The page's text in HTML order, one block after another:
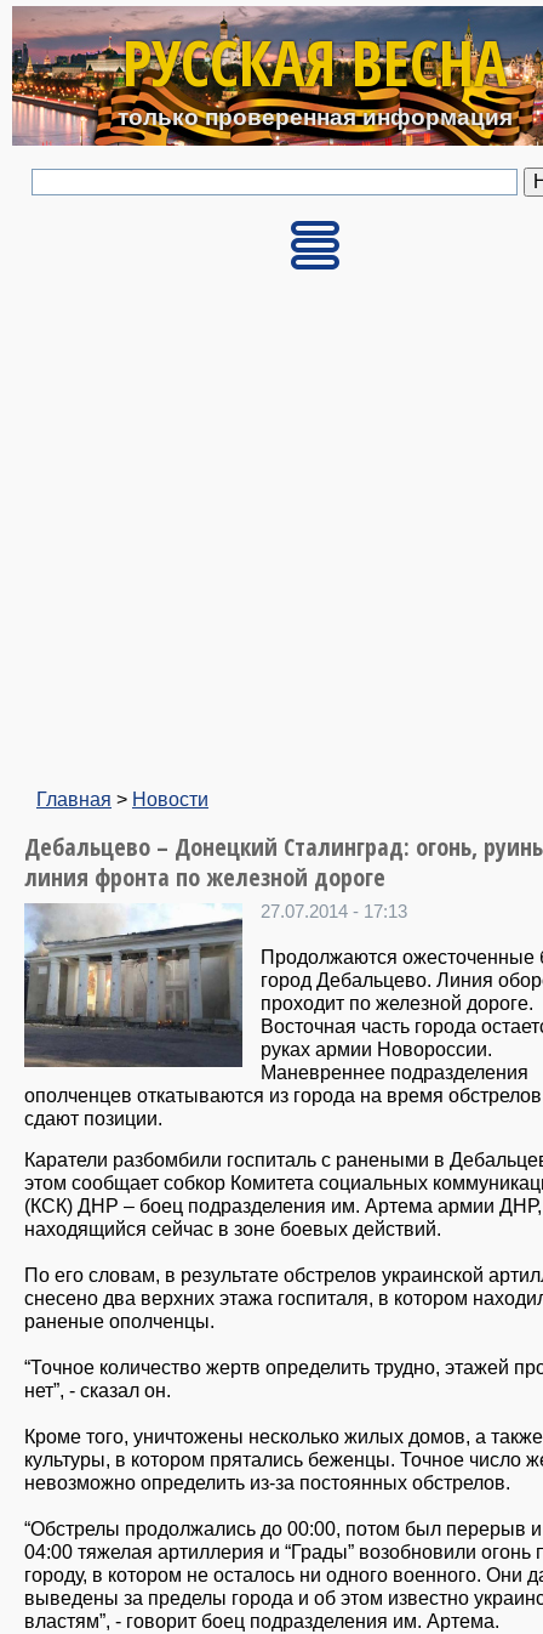
Перейти к основному
РУССКАЯ ВЕСНА
только проверенная информация
Главная > Новости
Дебальцево – Донецкий Сталинград: огонь,
линия фронта по железной дороге
27.07.2014 - 17:13
Продолжаются ожесточенные
город Дебальцево. Линия
проходит по железной дороге.
Восточная часть города
руках армии Новороссии.
Маневреннее подразделения
ополченцев откатываются из города на время
сдают позиции.
Каратели разбомбили госпиталь с ранеными в
этом сообщает собкор Комитета социальных
(КСК) ДНР – боец подразделения им. Артема армии ДНР,
находящийся сейчас в зоне боевых действий.
По его словам, в результате обстрелов украинской
снесено два верхних этажа госпиталя, в котором
раненые ополченцы.
“Точное количество жертв определить трудно, этажей
нет”, - сказал он.
Кроме того, уничтожены несколько жилых домов, а
культуры, в котором прятались беженцы. Точное число
невозможно определить из-за постоянных обстрелов.
“Обстрелы продолжались до 00:00, потом был перерыв
04:00 тяжелая артиллерия и “Грады” возобновили огонь
городу, в котором не осталось ни одного военного. Они
выведены за пределы города и об этом известно
властям”, - говорит боец подразделения им. Артема.